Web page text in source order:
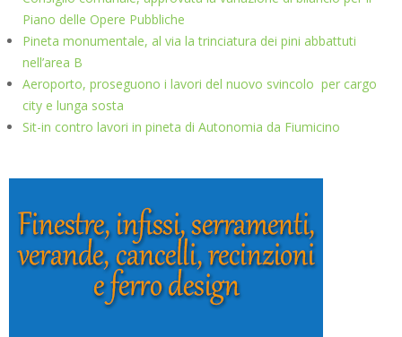
Piano delle Opere Pubbliche
Pineta monumentale, al via la trinciatura dei pini abbattuti
nell’area B
Aeroporto, proseguono i lavori del nuovo svincolo per cargo
city e lunga sosta
Sit-in contro lavori in pineta di Autonomia da Fiumicino